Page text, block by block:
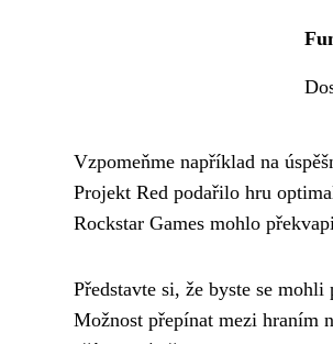
Vzpomeňme například na
Projekt Red podařilo hru
Rockstar Games mohlo
Představte si, že byste se mohli
Možnost přepínat mezi hraním